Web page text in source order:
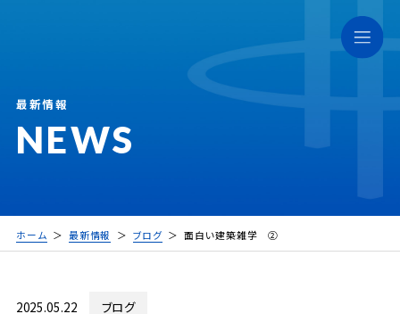
NEWS
最新情報
ホーム 最新情報 ブログ 面白い建築雑学 ②
2025.05.22 ブログ